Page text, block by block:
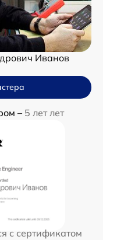
Иванов
– 5 лет лет
с сертификатом